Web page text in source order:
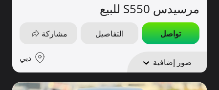
مرسيدس S550 للبيع
تواصل التفاصيل مشاركة
صور إضافية دبي